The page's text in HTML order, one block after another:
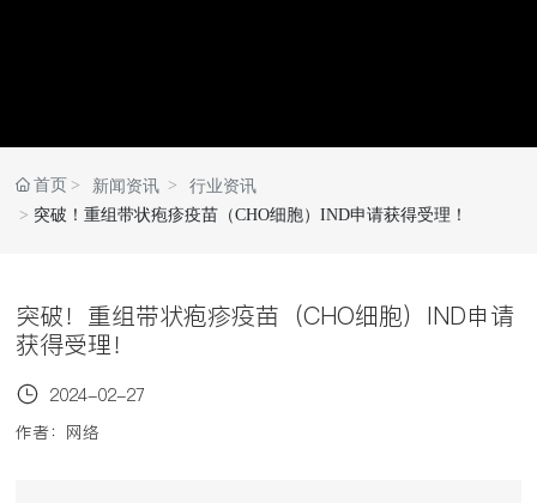
首页 新闻资讯
行业资讯
突破！重组带状疱疹疫苗（CHO细胞）IND申请获得受理！
突破！重组带状疱疹疫苗（CHO细胞）IND申请
获得受理！
2024-02-27
作者：网络